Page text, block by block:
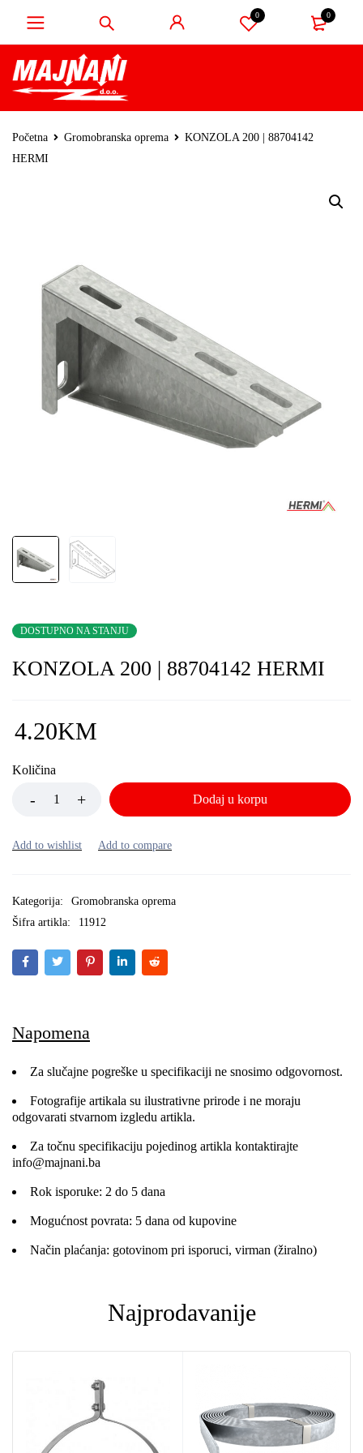
0 0
Početna Gromobranska oprema
KONZOLA 200 | 88704142
HERMI
DOSTUPNO NA STANJU
KONZOLA 200 | 88704142 HERMI
4.20KM
Količina
Dodaj u korpu
Kategorija:
Gromobranska oprema
Šifra artikla:
11912
Napomena
Za slučajne pogreške u specifikaciji ne snosimo odgovornost.
Fotografije artikala su ilustrativne prirode i ne moraju
odgovarati stvarnom izgledu artikla.
Za točnu specifikaciju pojedinog artikla kontaktirajte
info@majnani.ba
Rok isporuke: 2 do 5 dana
Mogućnost povrata: 5 dana od kupovine
Način plaćanja: gotovinom pri isporuci, virman (žiralno)
Najprodavanije